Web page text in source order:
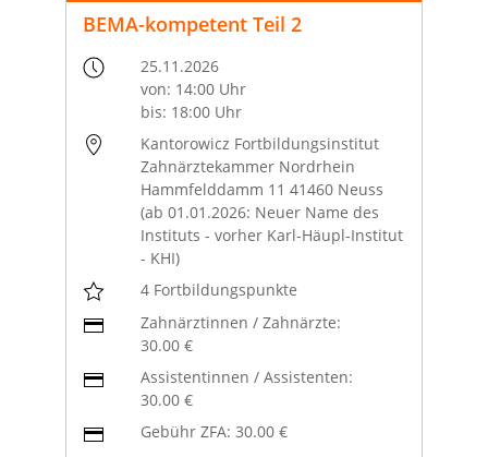
BEMA-kompetent Teil 2
25.11.2026
von: 14:00 Uhr
bis: 18:00 Uhr
Kantorowicz Fortbildungsinstitut
Zahnärztekammer Nordrhein
Hammfelddamm 11 41460 Neuss
(ab 01.01.2026: Neuer Name des
Instituts - vorher Karl-Häupl-Institut
- KHI)
4 Fortbildungspunkte
Zahnärztinnen / Zahnärzte:
30.00 €
Assistentinnen / Assistenten:
30.00 €
Gebühr ZFA: 30.00 €